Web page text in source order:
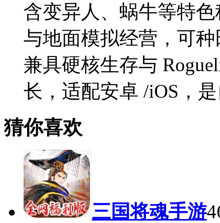
含变异人、蜗牛等特
与地面模拟经营，可
兼具硬核生存与
长，适配安卓 /iOS，
猜你喜欢
三国将魂手游